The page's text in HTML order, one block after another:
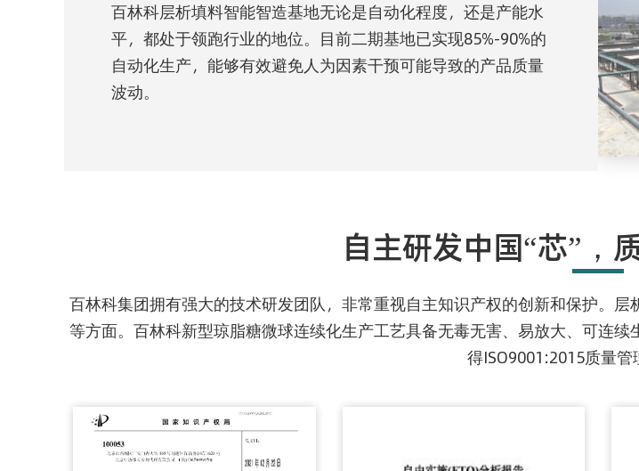
百林科层析填料智能智造基地无论是自动化程度，还是产能水
平，都处于领跑行业的地位。目前二期基地已实现85%-90%的
自动化生产，能够有效避免人为因素干预可能导致的产品质量
波动。
自主研发中国“芯”，
百林科集团拥有强大的技术研发团队，非常重视自主知识产权的创新和保护。
等方面。百林科新型琼脂糖微球连续化生产工艺具备无毒无害、易放大、可连
得ISO9001:2015质量管